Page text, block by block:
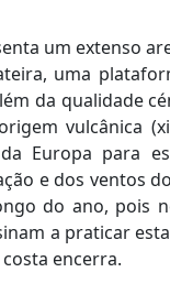
um extenso
uma
da qualidade
vulcânica
Europa para
e dos ventos
do ano, pois
a praticar
encerra.